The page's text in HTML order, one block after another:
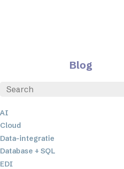
Blog
AI
Cloud
Data-integratie
Database + SQL
EDI